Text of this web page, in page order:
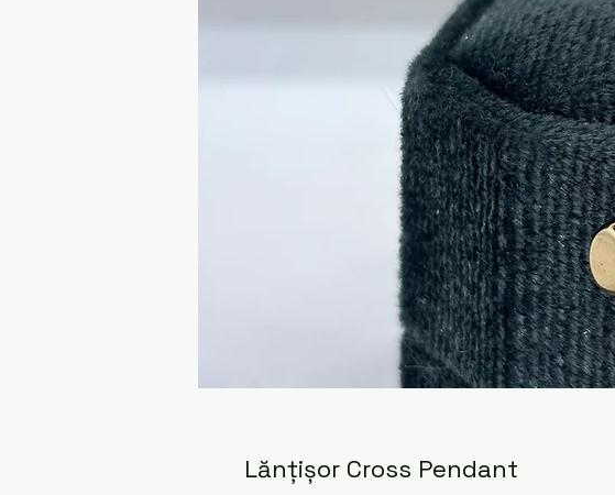
Lănțișor Cross Pendant